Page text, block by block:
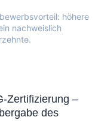
höhere
nachweislich
Zertifizierung –
des